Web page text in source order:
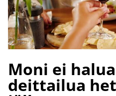
Moni ei
deittailua